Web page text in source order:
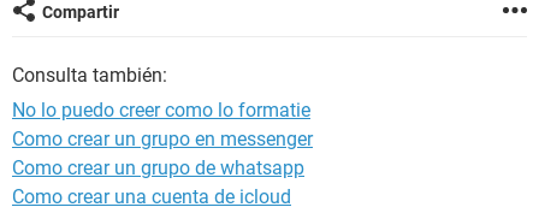
Compartir
Consulta también:
No lo puedo creer como lo formatie
Como crear un grupo en messenger
Como crear un grupo de whatsapp
Como crear una cuenta de icloud